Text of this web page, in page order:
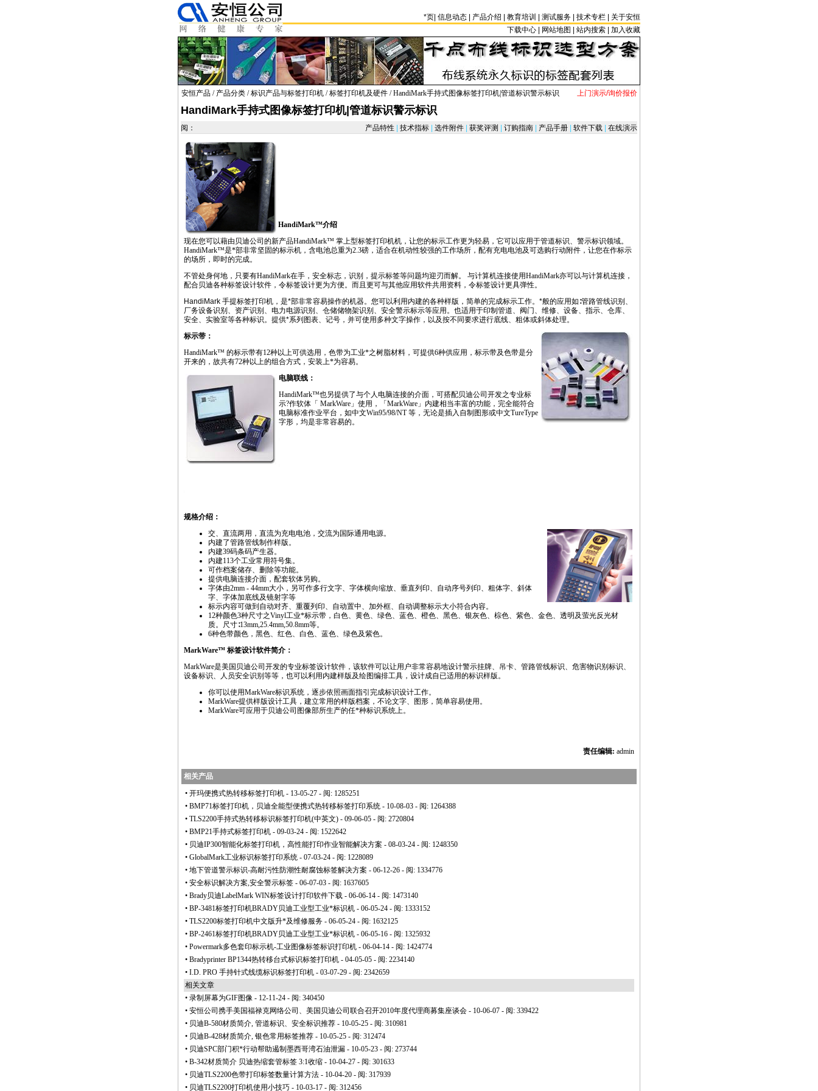
*页 信息动态 产品介绍 教育培训 测试服务 技术专栏
关于安恒
下载中心 | 网站地图 | 站内搜索 加入收藏
安恒产品 / 产品分类 /标识产品与标签打印机 /标签打印机及硬件 / HandiMark手持式图像标签打印机|管道标识警示标识 上门演示/询价报价
HandiMark手持式图像标签打印机|管道标识警示标识
阅： 产品特性 技术指标 选件附件 获奖评测 订购指南 产品手册 软件下载 在线演示
https://anheng.com.cn/products/html/label_printer/handimark.html
https://anheng.com.cn/products/html/label_printer/handimark.html
https://anheng.com.cn/products/html/label_printer/handimark.html
HandiMark™介绍
现在您可以藉由贝迪公司的新产品HandiMark™ 掌上型标签打印机机，让您的标示工作更为轻易，它可以应用于管道标识、警示标识领域。
HandiMark™是*部非常坚固的标示机，含电池总重为2.3磅，适合在机动性较强的工作场所，配有充电电池及可选购行动附件，让您在作标示
的场所，即时的完成。
不管处身何地，只要有HandiMark在手，安全标志，识别，提示标签等问题均迎刃而解。 与计算机连接使用HandiMark亦可以与计算机连接，
配合贝迪各种标签设计软件，令标签设计更为方便。而且更可与其他应用软件共用资料，令标签设计更具弹性。
HandiMark 手提标签打印机，是*部非常容易操作的机器。您可以利用内建的各种样版，简单的完成标示工作。 *般的应用如∶管路管线识别、
厂务设备识别、资产识别、电力电源识别、仓储储物架识别、安全警示标示等应用。也适用于印制管道、阀门、维修、设备、指示、仓库、
安全、实验室等各种标识。提供*系列图表、记号，并可使用多种文字操作，以及按不同要求进行底线、粗体或斜体处理。
标示带：
HandiMark™ 的标示带有12种以上可供选用，色带为工业*之树脂材料，可提供6种供应用，标示带及色带是分
开来的，故共有72种以上的组合方式，安装上*为容易。
电脑联线：
HandiMark™也另提供了与个人电脑连接的介面，可搭配贝迪公司开发之专业标
示?作软体「 MarkWare」使用，「MarkWare」内建相当丰富的功能，完全能符合
电脑标准作业平台，如中文Win95/98/NT 等，无论是插入自制图形或中文TureType
字形，均是非常容易的。
https://anheng.com.cn/products/html/label_printer/handimark.html
https://anheng.com.cn/products/html/label_printer/handimark.html
规格介绍：
交、直流两用，直流为充电电池，交流为国际通用电源。
内建了管路管线制作样版。
内建39码条码产生器。
内建113个工业常用符号集。
可作档案储存、删除等功能。
提供电脑连接介面，配套软体另购。
字体由2mm - 44mm大小，另可作多行文字、字体横向缩放、垂直列印、自动序号列印、粗体字、斜体
字、字体加底线及镜射字等
标示内容可做到自动对齐、重覆列印、自动置中、加外框、自动调整标示大小符合内容。
12种颜色3种尺寸之Vinyl工业*标示带，白色、黄色、绿色、蓝色、橙色、黑色、银灰色、棕色、紫色、金色、透明及萤光反光材
质。尺寸∶13mm,25.4mm,50.8mm等。
6种色带颜色，黑色、红色、白色、蓝色、绿色及紫色。
MarkWare™ 标签设计软件简介：
MarkWare是美国贝迪公司开发的专业标签设计软件，该软件可以让用户非常容易地设计警示挂牌、吊卡、管路管线标识、危害物识别标识、
设备标识、人员安全识别等等，也可以利用内建样版及绘图编排工具，设计成自已适用的标识样版。
你可以使用MarkWare标识系统，逐步依照画面指引完成标识设计工作。
MarkWare提供样版设计工具，建立常用的样版档案，不论文字、图形，简单容易使用。
MarkWare可应用于贝迪公司图像部所生产的任*种标识系统上。
责任编辑: admin
相关产品
• 开玛便携式热转移标签打印机 - 13-05-27 - 阅: 1285251
• BMP71标签打印机，贝迪全能型便携式热转移标签打印系统 - 10-08-03 - 阅: 1264388
• TLS2200手持式热转移标识标签打印机(中英文) - 09-06-05 - 阅: 2720804
• BMP21手持式标签打印机 - 09-03-24 - 阅: 1522642
• 贝迪IP300智能化标签打印机，高性能打印作业智能解决方案 - 08-03-24 - 阅: 1248350
• GlobalMark工业标识标签打印系统 - 07-03-24 - 阅: 1228089
• 地下管道警示标识-高耐污性防潮性耐腐蚀标签解决方案 - 06-12-26 - 阅: 1334776
• 安全标识解决方案,安全警示标签 - 06-07-03 - 阅: 1637605
• Brady贝迪LabelMark WIN标签设计打印软件下载 - 06-06-14 - 阅: 1473140
• BP-3481标签打印机BRADY贝迪工业型工业*标识机 - 06-05-24 - 阅: 1333152
• TLS2200标签打印机中文版升*及维修服务 - 06-05-24 - 阅: 1632125
• BP-2461标签打印机BRADY贝迪工业型工业*标识机 - 06-05-16 - 阅: 1325932
• Powermark多色套印标示机-工业图像标签标识打印机 - 06-04-14 - 阅: 1424774
• Bradyprinter BP1344热转移台式标识标签打印机 - 04-05-05 - 阅: 2234140
• I.D. PRO 手持针式线缆标识标签打印机 - 03-07-29 - 阅: 2342659
相关文章
• 录制屏幕为GIF图像 - 12-11-24 - 阅: 340450
• 安恒公司携手美国福禄克网络公司、美国贝迪公司联合召开2010年度代理商募集座谈会 - 10-06-07 - 阅: 339422
• 贝迪B-580材质简介, 管道标识、安全标识推荐 - 10-05-25 - 阅: 310981
• 贝迪B-428材质简介, 银色常用标签推荐 - 10-05-25 - 阅: 312474
• 贝迪SPC部门积*行动帮助遏制墨西哥湾石油泄漏 - 10-05-23 - 阅: 273744
• B-342材质简介 贝迪热缩套管标签 3:1收缩 - 10-04-27 - 阅: 301633
• 贝迪TLS2200色带打印标签数量计算方法 - 10-04-20 - 阅: 317939
• 贝迪TLS2200打印机使用小技巧 - 10-03-17 - 阅: 312456